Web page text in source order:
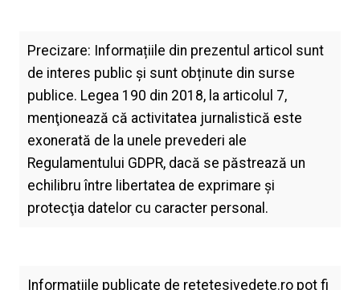
Precizare: Informațiile din prezentul articol sunt
de interes public și sunt obținute din surse
publice. Legea 190 din 2018, la articolul 7,
menţionează că activitatea jurnalistică este
exonerată de la unele prevederi ale
Regulamentului GDPR, dacă se păstrează un
echilibru între libertatea de exprimare şi
protecţia datelor cu caracter personal.
Informațiile publicate de retetesivedete.ropot fi